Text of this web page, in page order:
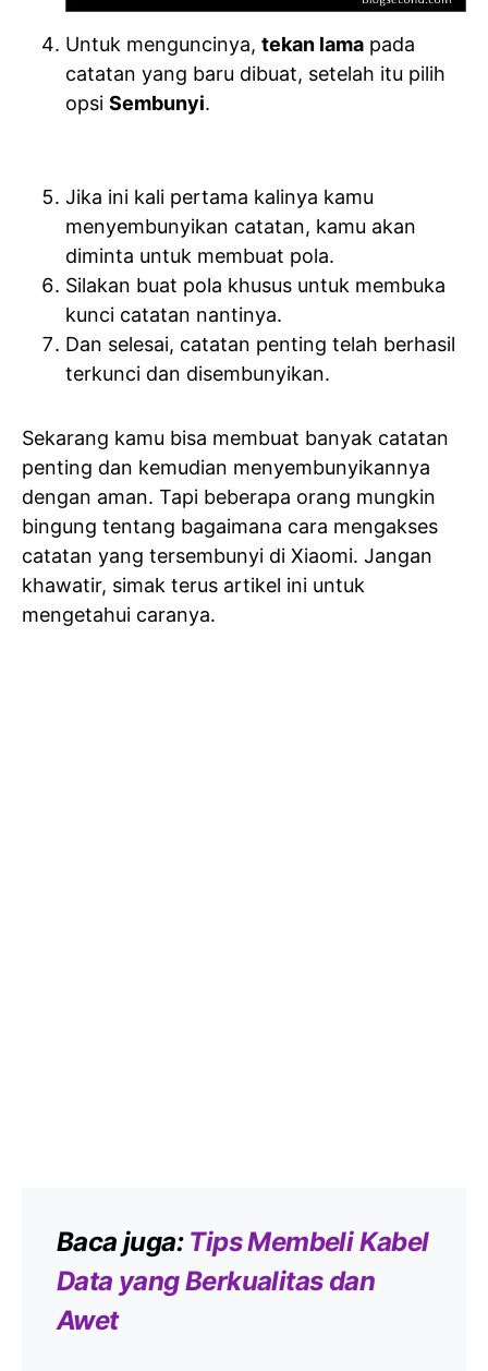
Untuk menguncinya, tekan lama pada
catatan yang baru dibuat, setelah itu pilih
opsi Sembunyi.
Jika ini kali pertama kalinya kamu
menyembunyikan catatan, kamu akan
diminta untuk membuat pola.
Silakan buat pola khusus untuk membuka
kunci catatan nantinya.
Dan selesai, catatan penting telah berhasil
terkunci dan disembunyikan.
Sekarang kamu bisa membuat banyak catatan
penting dan kemudian menyembunyikannya
dengan aman. Tapi beberapa orang mungkin
bingung tentang bagaimana cara mengakses
catatan yang tersembunyi di Xiaomi. Jangan
khawatir, simak terus artikel ini untuk
mengetahui caranya.
Baca juga: Tips Membeli Kabel
Data yang Berkualitas dan
Awet